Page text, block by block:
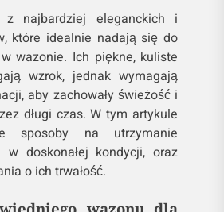
najbardziej eleganckich i
które idealnie nadają się do
wazonie. Ich piękne, kuliste
wzrok, jednak wymagają
aby zachowały świeżość i
długi czas. W tym artykule
sposoby na utrzymanie
doskonałej kondycji, oraz
o ich trwałość.